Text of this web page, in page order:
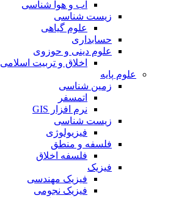
آب و هوا شناسی
زیست شناسی
علوم گیاهی
حسابداری
علوم دینی و حوزوی
اخلاق و تربیت اسلامی
علوم پایه
زمین شناسی
اتمسفر
نرم افزار GIS
زیست شناسی
فیزیولوژی
فلسفه و منطق
فلسفه اخلاق
فیزیک
فیزیک مهندسی
فیزیک نجومی